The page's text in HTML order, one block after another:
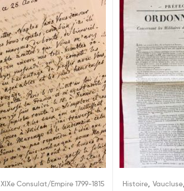
,XIXe Consulat/Empire 1799-1815 Histoire, Vaucluse,